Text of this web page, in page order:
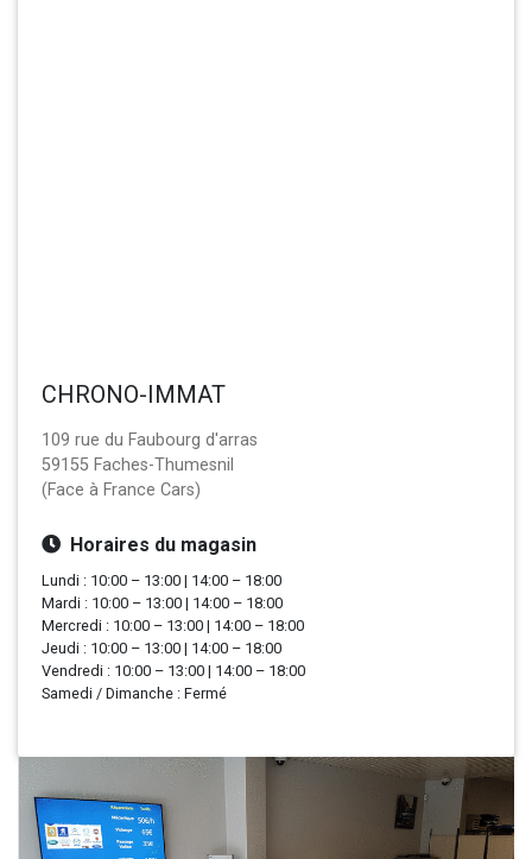
CHRONO-IMMAT
109 rue du Faubourg d'arras
59155 Faches-Thumesnil
(Face à France Cars)
Horaires du magasin
Lundi : 10:00 – 13:00 | 14:00 – 18:00
Mardi : 10:00 – 13:00 | 14:00 – 18:00
Mercredi : 10:00 – 13:00 | 14:00 – 18:00
Jeudi : 10:00 – 13:00 | 14:00 – 18:00
Vendredi : 10:00 – 13:00 | 14:00 – 18:00
Samedi / Dimanche : Fermé